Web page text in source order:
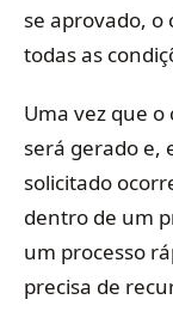
se aprovado,
todas as
Uma vez que
será gerado e,
solicitado
dentro de um
um processo
precisa de